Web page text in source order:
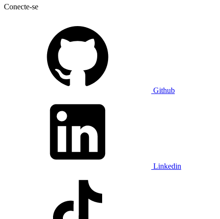
Conecte-se
Github
Linkedin